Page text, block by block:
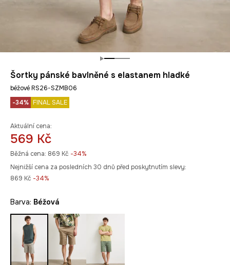
Šortky pánské bavlněné s elastanem hladké
béžové RS26-SZMB06
-34% FINAL SALE
Aktuální cena:
569 Kč
Běžná cena: 869 Kč -34%
Nejnižší cena za posledních 30 dnů před poskytnutím slevy:
869 Kč -34%
Barva: béžová